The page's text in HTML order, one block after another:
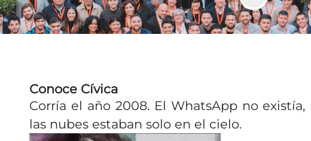
Conoce Cívica
Corría el año 2008. El WhatsApp no
las nubes estaban solo en el cielo.